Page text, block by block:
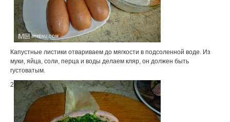
Капустные листики отвариваем до мягкости в подсоленной воде. Из
муки, яйца, соли, перца и воды делаем кляр, он должен быть
густоватым.
2